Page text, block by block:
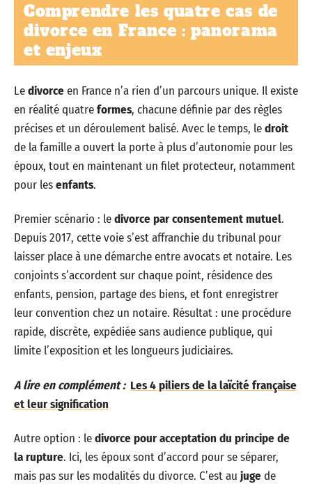
Comprendre les quatre cas de
divorce en France : panorama
et enjeux
Ledivorceen France n’a rien d’un parcours unique. Il existe
en réalité quatreformes, chacune définie par des règles
précises et un déroulement balisé. Avec le temps, ledroit
de la famille a ouvert la porte à plus d’autonomie pour les
époux, tout en maintenant un filet protecteur, notamment
pour lesenfants.
Premier scénario : ledivorce par consentement mutuel.
Depuis 2017, cette voie s’est affranchie du tribunal pour
laisser place à une démarche entre avocats et notaire. Les
conjoints s’accordent sur chaque point, résidence des
enfants, pension, partage des biens, et font enregistrer
leur convention chez un notaire. Résultat : une procédure
rapide, discrète, expédiée sans audience publique, qui
limite l’exposition et les longueurs judiciaires.
A lire en complément : Les 4 piliers de la laïcité française
et leur signification
Autre option : ledivorce pour acceptation du principe de
la rupture. Ici, les époux sont d’accord pour se séparer,
mais pas sur les modalités du divorce. C’est au jugede